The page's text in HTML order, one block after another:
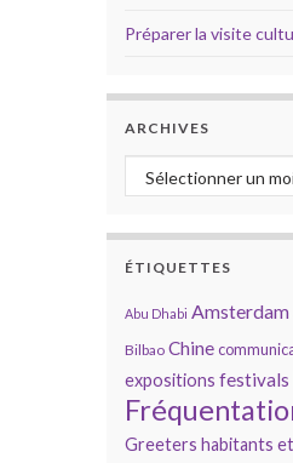
Préparer la visite
ARCHIVES
Archives
ÉTIQUETTES
Abu Dhabi Amsterdam
Bilbao Chine
expositions festivals
Greeters habitants